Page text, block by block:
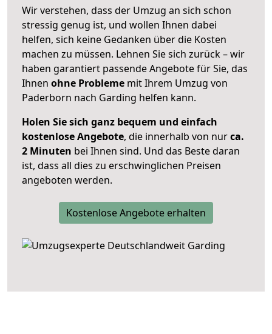
Wir verstehen, dass der Umzug an sich schon
stressig genug ist, und wollen Ihnen dabei
helfen, sich keine Gedanken über die Kosten
machen zu müssen. Lehnen Sie sich zurück – wir
haben garantiert passende Angebote für Sie, das
Ihnen ohne Probleme mit Ihrem Umzug von
Paderborn nach Garding helfen kann.
Holen Sie sich ganz bequem und einfach
kostenlose Angebote, die innerhalb von nurca.
2 Minuten bei Ihnen sind. Und das Beste daran
ist, dass all dies zu erschwinglichen Preisen
angeboten werden.
Kostenlose Angebote erhalten